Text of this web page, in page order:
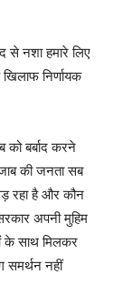
से नशा हमारे लिए
निर्णायक
को बर्बाद करने
की जनता सब
रहा है और कौन
अपनी मुहिम
के साथ मिलकर
समर्थन नहीं